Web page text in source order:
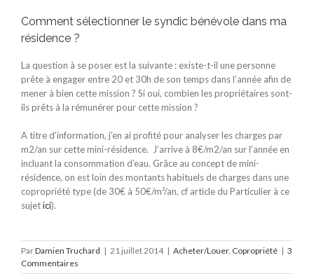
Comment sélectionner le syndic bénévole dans ma
résidence ?
La question à se poser est la suivante : existe-t-il une personne
prête à engager entre 20 et 30h de son temps dans l’année afin de
mener à bien cette mission ? Si oui, combien les propriétaires sont-
ils prêts à la rémunérer pour cette mission ?
A titre d’information, j’en ai profité pour analyser les charges par
m2/an sur cette mini-résidence. J’arrive à 8€/m2/an sur l’année en
incluant la consommation d’eau. Grâce au concept de mini-
résidence, on est loin des montants habituels de charges dans une
copropriété type (de 30€ à 50€/m²/an, cf article du Particulier à ce
sujetici).
ParDamien Truchard | 21 juillet 2014 | Acheter/Louer, Copropriété | 3
Commentaires